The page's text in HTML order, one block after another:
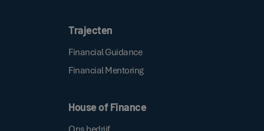
Trajecten
Financial Guidance
Financial Mentoring
House of Finance